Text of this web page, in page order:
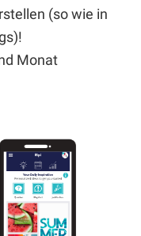
(so wie in
Monat